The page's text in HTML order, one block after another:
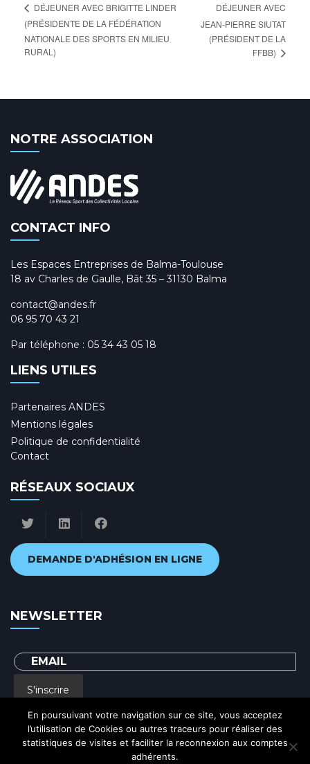
DÉJEUNER AVEC BRIGITTE LINDER
(PRÉSIDENTE DE LA FÉDÉRATION
NATIONALE DES SPORTS EN MILIEU
RURAL)
DÉJEUNER AVEC
JEAN-PIERRE SIUTAT
(PRÉSIDENT DE LA
FFBB)
NOTRE ASSOCIATION
CONTACT INFO
Les Espaces Entreprises de Balma-Toulouse
18 av Charles de Gaulle, Bât 35 – 31130 Balma
contact@andes.fr
06 95 70 43 21
Par téléphone : 05 34 43 05 18
LIENS UTILES
Partenaires ANDES
Mentions légales
Politique de confidentialité
Contact
RÉSEAUX SOCIAUX
DEMANDE D'ADHÉSION EN LIGNE
NEWSLETTER
S'inscrire
En renseignant votre adresse email, vous acceptez de recevoir par courrier
electronique notre lettre d'information et vous prenez connaissance de notre
En poursuivant votre navigation sur ce site, vous acceptez
l’utilisation de Cookies ou autres traceurs pour réaliser des
statistiques de visites et faciliter la reconnexion aux comptes
adhérents.